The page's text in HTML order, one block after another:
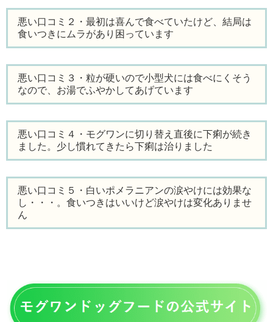
悪い口コミ２・最初は喜んで食べていたけど、結局は
食いつきにムラがあり困っています
悪い口コミ３・粒が硬いので小型犬には食べにくそう
なので、お湯でふやかしてあげています
悪い口コミ４・モグワンに切り替え直後に下痢が続き
ました。少し慣れてきたら下痢は治りました
悪い口コミ５・白いポメラニアンの涙やけには効果な
し・・・。食いつきはいいけど涙やけは変化ありませ
ん